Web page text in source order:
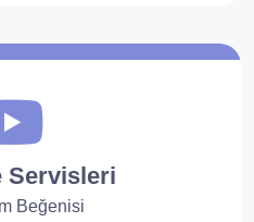
Servisleri
Beğenisi